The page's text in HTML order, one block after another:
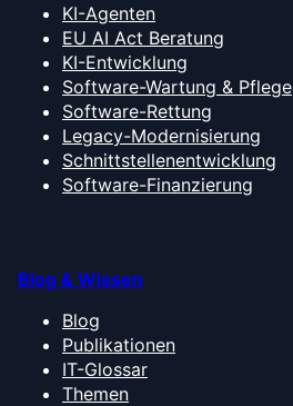
KI-Agenten
EU AI Act Beratung
KI-Entwicklung
Software-Wartung & Pflege
Software-Rettung
Legacy-Modernisierung
Schnittstellenentwicklung
Software-Finanzierung
Blog & Wissen
Blog
Publikationen
IT-Glossar
Themen